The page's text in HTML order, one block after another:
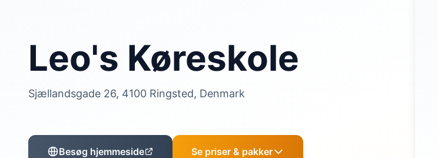
Leo's Køreskole
Sjællandsgade 26, 4100 Ringsted, Denmark
Besøg hjemmeside Se priser & pakker